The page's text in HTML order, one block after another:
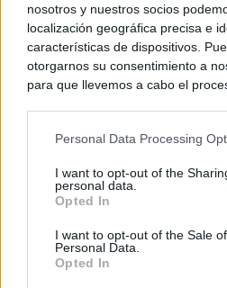
nosotros y nuestros socios
localización geográfica precisa e
características de dispositivos.
otorgarnos su consentimiento a
para que llevemos a cabo el
negar su consentimiento. Tenga
de su consentimiento, pero usted
rechazar tal procesamiento. Sus
cualquier momento entrando de
visitando nuestra política de
Personal Data Processing
I want to opt-out of the
personal data.
Opted In
I want to opt-out of the Sale
Personal Data.
Opted In